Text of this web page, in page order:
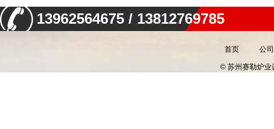
13962564675 / 13812769785
首页 公
© 苏州赛勒炉业